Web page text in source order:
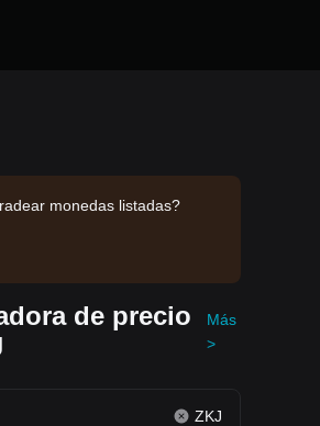
monedas listadas?
de precio
Más
>
ZKJ